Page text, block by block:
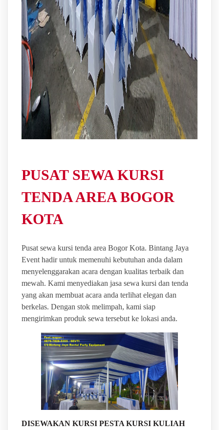
PUSAT SEWA KURSI
TENDA AREA BOGOR
KOTA
Pusat sewa kursi tenda area Bogor Kota. Bintang Jaya
Event hadir untuk memenuhi kebutuhan anda dalam
menyelenggarakan acara dengan kualitas terbaik dan
mewah. Kami menyediakan jasa sewa kursi dan tenda
yang akan membuat acara anda terlihat elegan dan
berkelas. Dengan stok melimpah, kami siap
mengirimkan produk sewa tersebut ke lokasi anda.
DISEWAKAN KURSI PESTA KURSI KULIAH